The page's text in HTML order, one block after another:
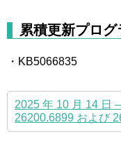
累積更新プログ
・KB5066835
2025 年 10 月 14 日
26200.6899 および